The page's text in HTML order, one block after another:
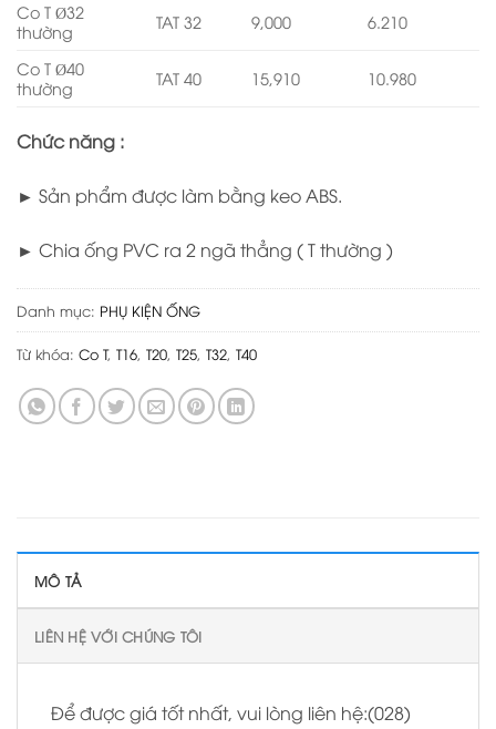
Co T Ø32
thường
TAT 32 9,000 6.210
Co T Ø40
thường
TAT 40 15,910 10.980
Chức năng :
► Sản phẩm được làm bằng keo ABS.
► Chia ống PVC ra 2 ngã thẳng ( T thường )
Danh mục: PHỤ KIỆN ỐNG
Từ khóa: Co T, T16, T20, T25, T32, T40
MÔ TẢ
LIÊN HỆ VỚI CHÚNG TÔI
Để được giá tốt nhất, vui lòng liên hệ:(028)